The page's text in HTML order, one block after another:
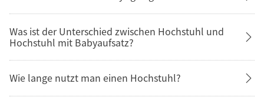
Was ist der Unterschied zwischen Hochstuhl und
Hochstuhl mit Babyaufsatz?
Wie lange nutzt man einen Hochstuhl?